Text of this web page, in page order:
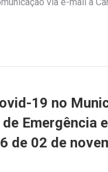
19 no
Emergência
de 02 de